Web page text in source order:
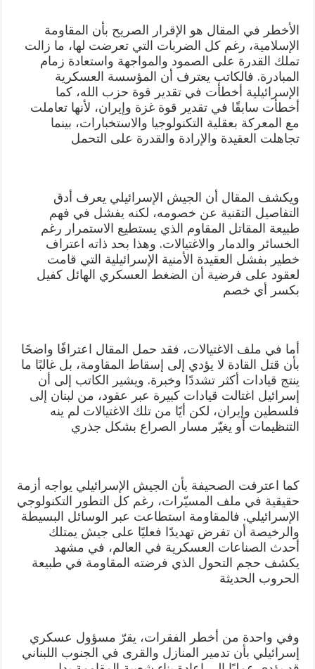
الأخطر في المقال هو الإقرار الصريح بأن المقاومة
الإسلامية، رغم كل الضربات التي تعرضت لها، ما زالت
تملك القدرة على الصمود والمواجهة واستعادة زمام
المبادرة. فالكاتب يعترف أن المؤسسة العسكرية
الإسرائيلية أخطأت في تقدير قوة حزب الله، كما
أخطأت سابقًا في تقدير قوة غزة وإيران، لأنها تعاملت
مع المعركة بعقلية التكنولوجيا والاستخبارات، بينما
تجاهلت العقيدة والإرادة والقدرة على التحمل
ويكشف المقال أن الجيش الإسرائيلي يعرف أدق
التفاصيل التقنية عن خصومه، لكنه يفشل في فهم
طبيعة المقاتل المقاوم الذي يستطيع الاستمرار رغم
الخسائر والدمار والاغتيالات. وهذا بحد ذاته اعتراف
خطير بفشل العقيدة الأمنية الإسرائيلية التي قامت
لعقود على فرضية أن الضغط العسكري الهائل كفيل
بكسر أي خصم
أما في ملف الاغتيالات، فقد حمل المقال اعترافًا واضحًا
بأن قتل القادة لا يؤدي إلى إسقاط المقاومة، بل غالبًا ما
ينتج قيادات أكثر تشددًا وخبرة. ويشير الكاتب إلى أن
إسرائيل اغتالت قيادات كبيرة عبر عقود، من لبنان إلى
فلسطين وإيران، لكن أيًا من تلك الاغتيالات لم ينه
التنظيمات أو يغيّر مسار الصراع بشكل جذري
كما اعترفت الصحيفة بأن الجيش الإسرائيلي يواجه أزمة
حقيقية في ملف المسيّرات، رغم كل التطور التكنولوجي
الإسرائيلي. فالمقاومة استطاعت عبر الوسائل البسيطة
والرخيصة أن تفرض تهديدًا فعليًا على جيش يمتلك
أحدث الصناعات العسكرية في العالم، في مشهد
يكشف حجم التحول الذي فرضته المقاومة في طبيعة
الحروب الحديثة
وفي واحدة من أخطر الفقرات، يقرّ مسؤول عسكري
إسرائيلي بأن تدمير المنازل والقرى في الجنوب اللبناني